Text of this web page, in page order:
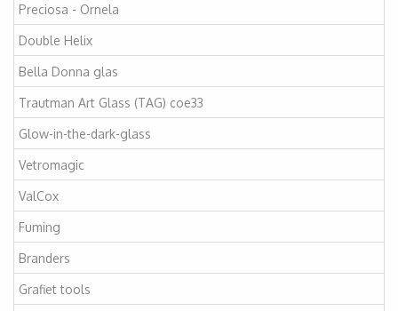
Preciosa - Ornela
Double Helix
Bella Donna glas
Trautman Art Glass (TAG) coe33
Glow-in-the-dark-glass
Vetromagic
ValCox
Fuming
Branders
Grafiet tools